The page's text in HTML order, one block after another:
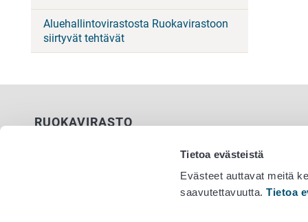
Tietoa evästeistä
Evästeet auttavat meitä
saavutettavuutta.Tietoa
Aluehallintovirastosta Ruokavirastoon
siirtyvät tehtävät
RUOKAVIRASTO